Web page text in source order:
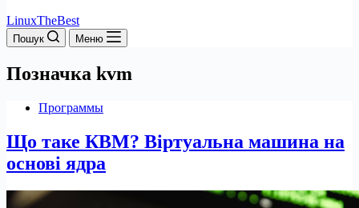
LinuxTheBest
Пошук Меню
Позначка kvm
Программы
Що таке КВМ? Віртуальна машина на
основі ядра